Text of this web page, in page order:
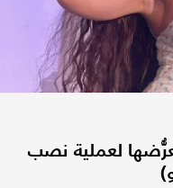
لعملية نصب